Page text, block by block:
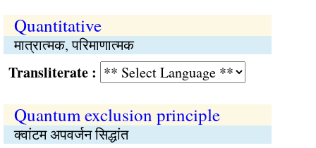
Quantitative
मात्रात्मक, परिमाणात्मक
:
Quantum exclusion principle
क्वांटम अपवर्जन सिद्धांत